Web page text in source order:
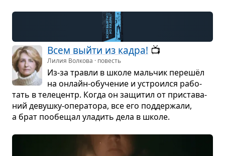
Всем выйти из кадра! 📺
Лилия Волкова · повесть
Из-за травли в школе маль­чик перешёл
на онлайн-обу­че­ние и устро­ился рабо­
тать в теле­центр. Когда он защи­тил от при­ста­ва­
ний девушку-опе­ра­тора, все его под­дер­жали,
а брат пообе­щал ула­дить дела в школе.